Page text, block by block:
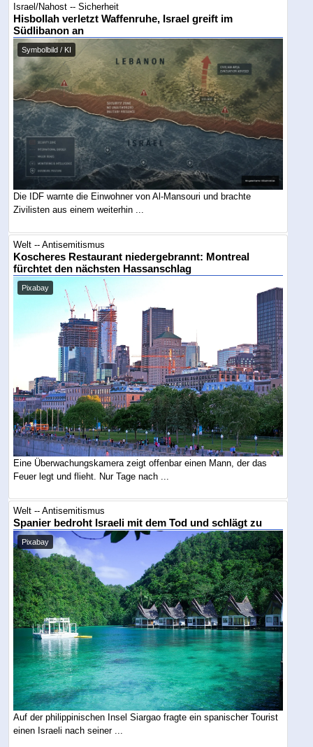
Israel/Nahost -- Sicherheit
Hisbollah verletzt Waffenruhe, Israel greift im
Südlibanon an
Symbolbild / KI
Die IDF warnte die Einwohner von Al-Mansouri und brachte
Zivilisten aus einem weiterhin ...
Welt -- Antisemitismus
Koscheres Restaurant niedergebrannt: Montreal
fürchtet den nächsten Hassanschlag
Pixabay
Eine Überwachungskamera zeigt offenbar einen Mann, der das
Feuer legt und flieht. Nur Tage nach ...
Welt -- Antisemitismus
Spanier bedroht Israeli mit dem Tod und schlägt zu
Pixabay
Auf der philippinischen Insel Siargao fragte ein spanischer Tourist
einen Israeli nach seiner ...